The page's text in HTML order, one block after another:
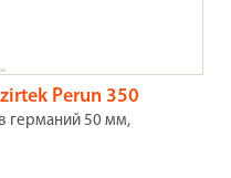
Perun 350
германий 50 мм,